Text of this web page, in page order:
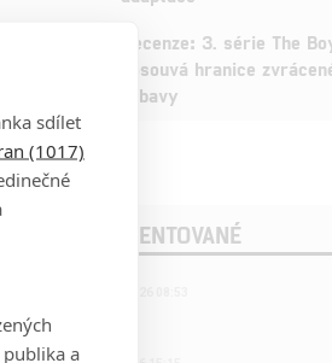
Recenze: 3. série The
posouvá hranice
zábavy
KOMENTOVANÉ
彈專家
sdílet
(1017)
a